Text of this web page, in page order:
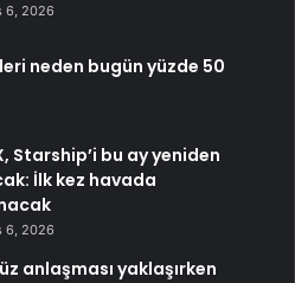
6, 2026
neden bugün yüzde 50
Starship’i bu ay yeniden
İlk kez havada
6, 2026
anlaşması yaklaşırken